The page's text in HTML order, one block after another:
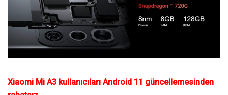
Xiaomi Mi A3 kullanıcıları Android 11 güncellemesinden